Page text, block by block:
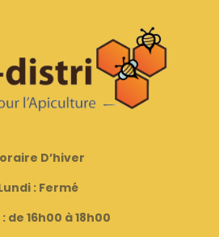
D’hiver
: Fermé
de 16h00 à 18h00